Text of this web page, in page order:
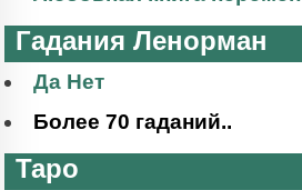
Гадания Ленорман
Да Нет
Более 70 гаданий..
Таро